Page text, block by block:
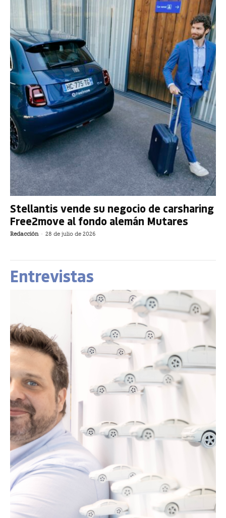
Stellantis vende su negocio de carsharing
Free2move al fondo alemán Mutares
Redacción - 28 de julio de 2026
Entrevistas